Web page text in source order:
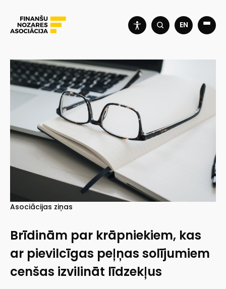
EN
Asociācijas ziņas
Brīdinām par krāpniekiem, kas
ar pievilcīgas peļņas solījumiem
cenšas izvilināt līdzekļus